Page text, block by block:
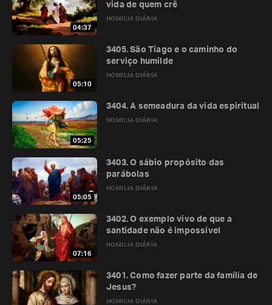
04:37
HOMILIA DIÁRIA
vida de quem crê
05:10
HOMILIA DIÁRIA
3405. São Tiago e o caminho do
serviço humilde
05:25
HOMILIA DIÁRIA
3404. A semeadura da vida espiritual
05:05
HOMILIA DIÁRIA
3403. O sábio propósito das
parábolas
07:16
HOMILIA DIÁRIA
3402. O exemplo vivo de que a
santidade não é impossível
HOMILIA DIÁRIA
3401. Como fazer parte da família de
Jesus?